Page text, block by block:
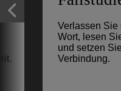
Verlassen Sie
Wort, lesen
und setzen
Verbindung.